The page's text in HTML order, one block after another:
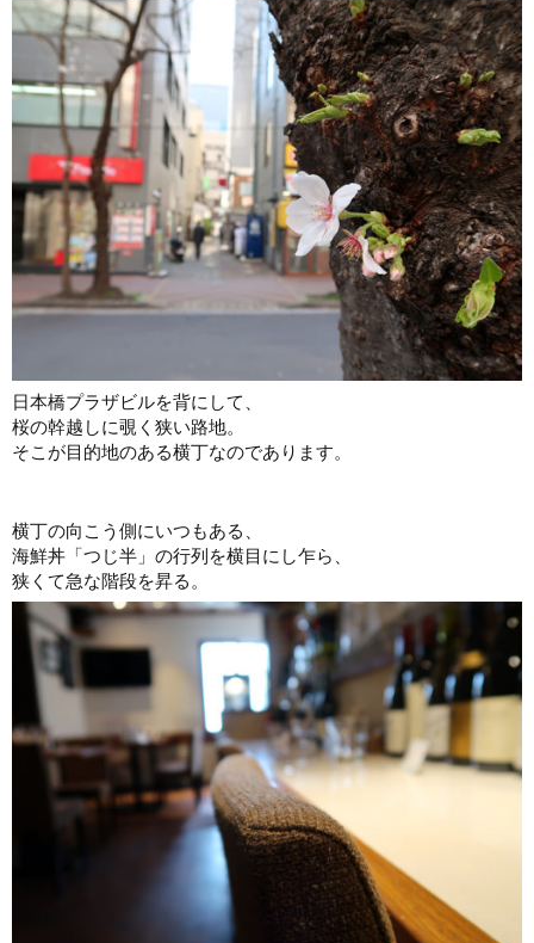
日本橋プラザビルを背にして、
桜の幹越しに覗く狭い路地。
そこが目的地のある横丁なのであります。
横丁の向こう側にいつもある、
海鮮丼「つじ半」の行列を横目にし乍ら、
狭くて急な階段を昇る。